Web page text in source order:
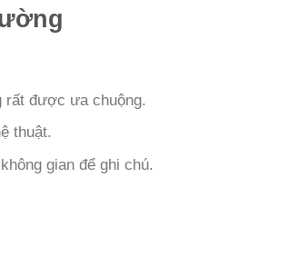
rất được ưa chuộng.
thuật.
gian để ghi chú.